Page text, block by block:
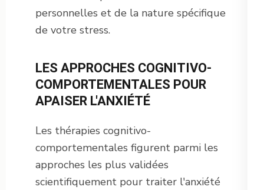
personnelles et de la nature spécifique
de votre stress.
LES APPROCHES COGNITIVO-
COMPORTEMENTALES POUR
APAISER L'ANXIÉTÉ
Les thérapies cognitivo-
comportementales figurent parmi les
approches les plus validées
scientifiquement pour traiter l'anxiété